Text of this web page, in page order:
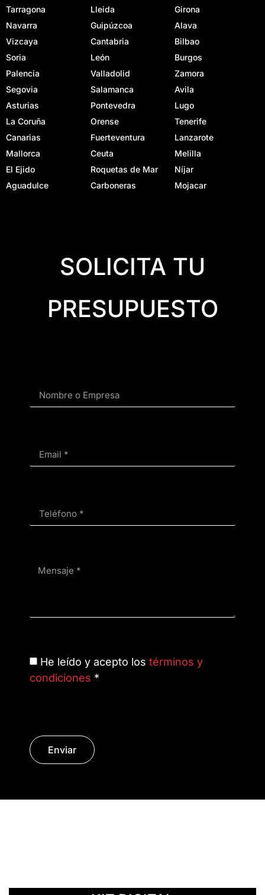
Tarragona
Lleida
Girona
Navarra
Guipúzcoa
Alava
Vizcaya
Cantabria
Bilbao
Soria
León
Burgos
Palencia
Valladolid
Zamora
Segovia
Salamanca
Avila
Asturias
Pontevedra
Lugo
La Coruña
Orense
Tenerife
Canarias
Fuerteventura
Lanzarote
Mallorca
Ceuta
Melilla
El Ejido
Roquetas de Mar
Níjar
Aguadulce
Carboneras Mojacar
SOLICITA TU
PRESUPUESTO
He leído y acepto los términos y
condiciones *
Enviar